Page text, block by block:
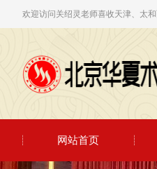
欢迎访问关绍灵老师喜收天津、太
网站首页